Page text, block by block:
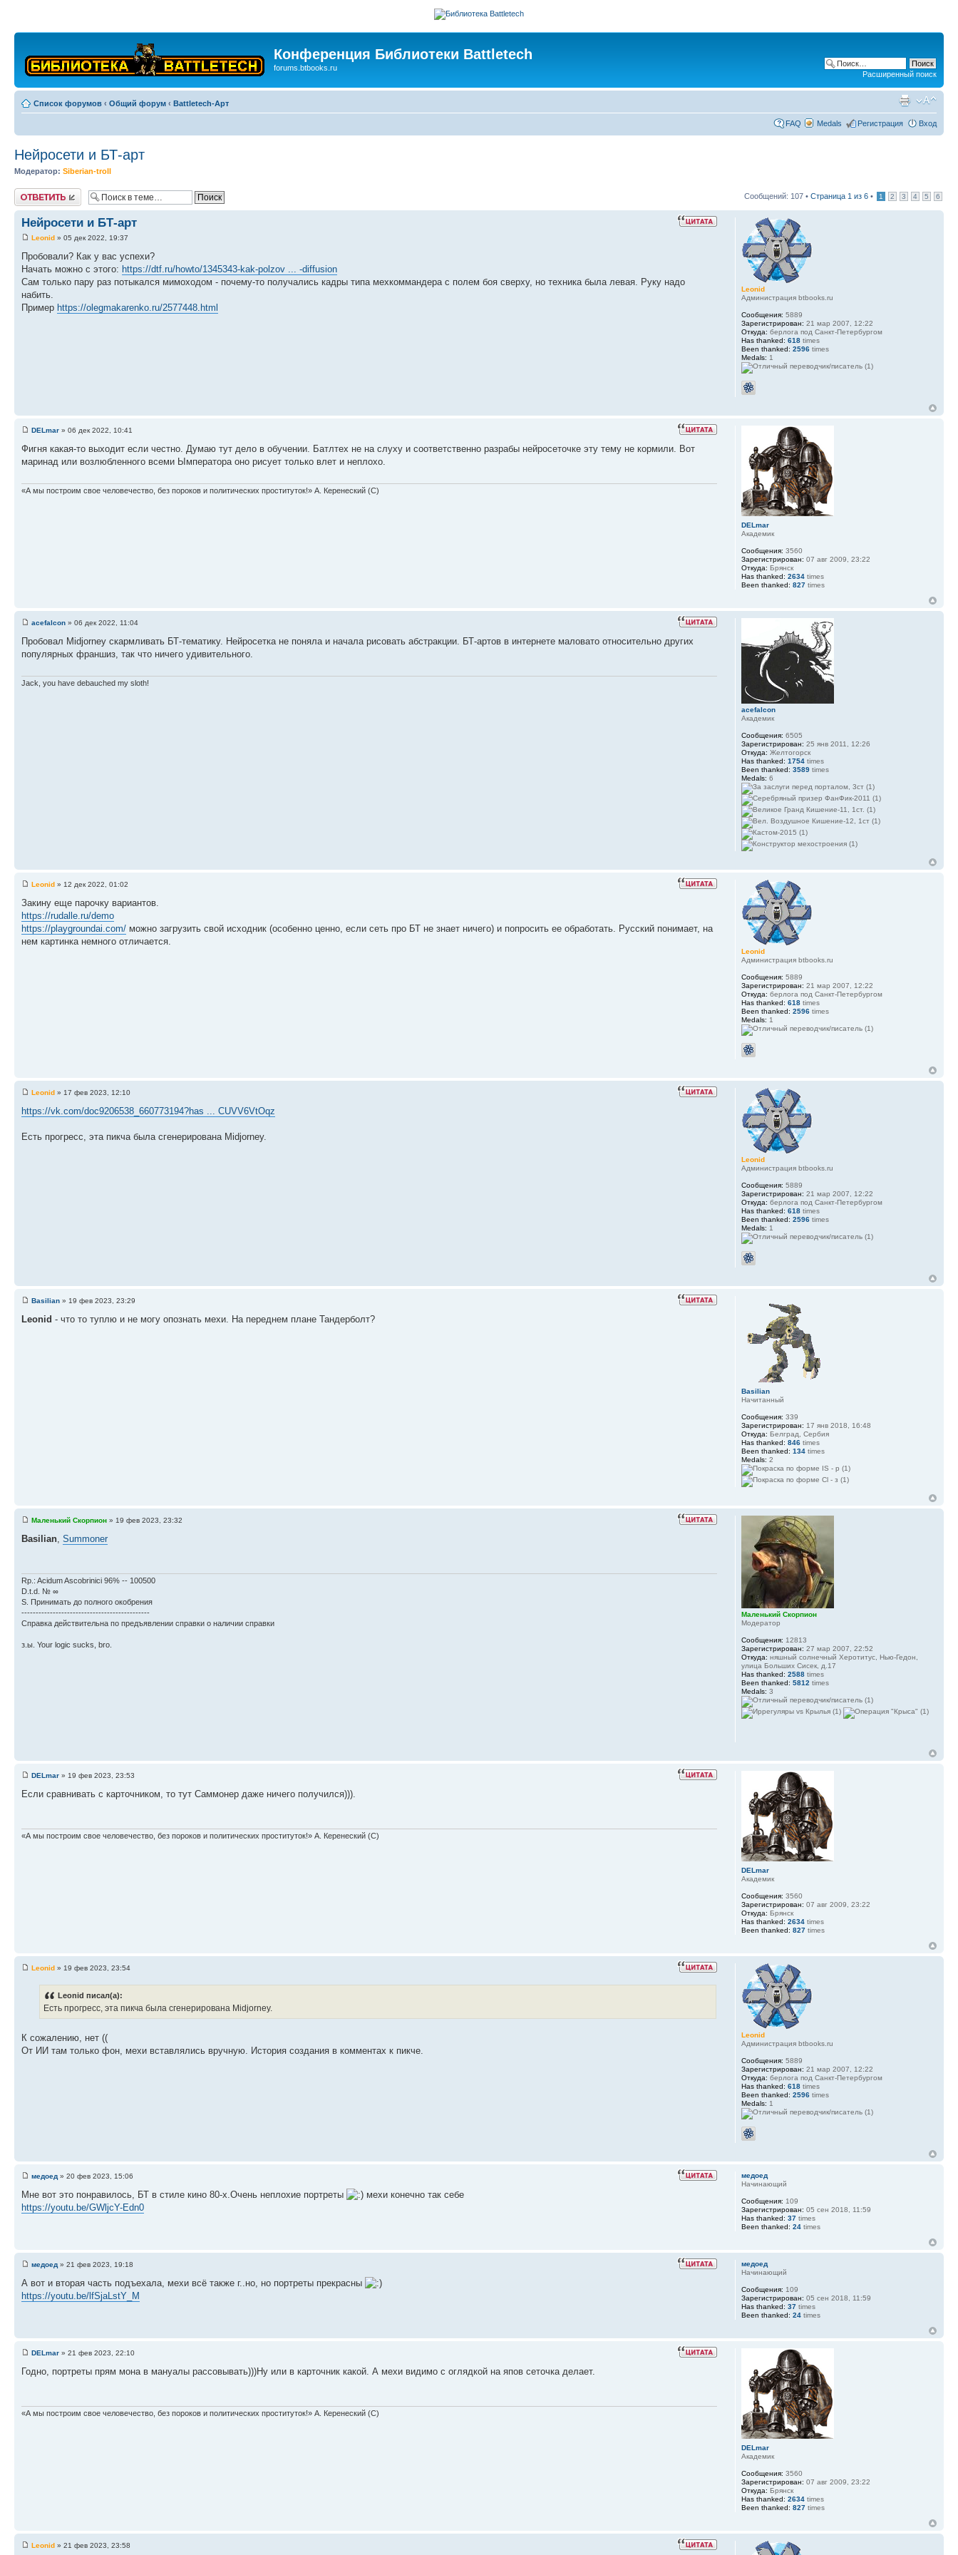
Конференция Библиотеки Battletech
forums.btbooks.ru
Расширенный поиск
Список форумов ‹ Общий форум ‹ Battletech-Арт
FAQ Medals Регистрация Вход
Нейросети и БТ-арт
Модератор: Siberian-troll
Ответить Сообщений: 107 • Страница 1 из 6 • 1 2 3 4 5 6
Нейросети и БТ-арт
Leonid » 05 дек 2022, 19:37
Пробовали? Как у вас успехи?
Начать можно с этого: https://dtf.ru/howto/1345343-kak-polzov ... -diffusion
Сам только пару раз потыкался мимоходом - почему-то получались кадры типа мехкоммандера с полем боя сверху, но техника была левая. Руку надо
набить.
Пример https://olegmakarenko.ru/2577448.html
Leonid
Администрация btbooks.ru
Сообщения: 5889
Зарегистрирован: 21 мар 2007, 12:22
Откуда: берлога под Санкт-Петербургом
Has thanked: 618times
Been thanked: 2596times
Medals: 1
DELmar » 06 дек 2022, 10:41
Фигня какая-то выходит если честно. Думаю тут дело в обучении. Батлтех не на слуху и соответственно разрабы нейросеточке эту тему не кормили. Вот
маринад или возлюбленного всеми Ымператора оно рисует только влет и неплохо.
«А мы построим свое человечество, без пороков и политических проституток!» А. Керенеский (С)
DELmar
Академик
Сообщения: 3560
Зарегистрирован: 07 авг 2009, 23:22
Откуда: Брянск
Has thanked: 2634times
Been thanked: 827times
acefalcon » 06 дек 2022, 11:04
Пробовал Midjorney скармливать БТ-тематику. Нейросетка не поняла и начала рисовать абстракции. БТ-артов в интернете маловато относительно других
популярных франшиз, так что ничего удивительного.
Jack, you have debauched my sloth!
acefalcon
Академик
Сообщения: 6505
Зарегистрирован: 25 янв 2011, 12:26
Откуда: Желтогорск
Has thanked: 1754times
Been thanked: 3589times
Medals: 6
Leonid » 12 дек 2022, 01:02
Закину еще парочку вариантов.
https://rudalle.ru/demo
https://playgroundai.com/ можно загрузить свой исходник (особенно ценно, если сеть про БТ не знает ничего) и попросить ее обработать. Русский понимает, на
нем картинка немного отличается.
Leonid
Администрация btbooks.ru
Сообщения: 5889
Зарегистрирован: 21 мар 2007, 12:22
Откуда: берлога под Санкт-Петербургом
Has thanked: 618times
Been thanked: 2596times
Medals: 1
Leonid » 17 фев 2023, 12:10
https://vk.com/doc9206538_660773194?has ... CUVV6VtOqz
Есть прогресс, эта пикча была сгенерирована Midjorney.
Leonid
Администрация btbooks.ru
Сообщения: 5889
Зарегистрирован: 21 мар 2007, 12:22
Откуда: берлога под Санкт-Петербургом
Has thanked: 618times
Been thanked: 2596times
Medals: 1
Basilian » 19 фев 2023, 23:29
Leonid - что то туплю и не могу опознать мехи. На переднем плане Тандерболт?
Basilian
Начитанный
Сообщения: 339
Зарегистрирован: 17 янв 2018, 16:48
Откуда: Белград, Сербия
Has thanked: 846times
Been thanked: 134times
Medals: 2
Маленький Скорпион » 19 фев 2023, 23:32
Basilian, Summoner
Rp.: Acidum Ascobrinici 96% -- 100500
D.t.d. № ∞
S. Принимать до полного окобрения
---------------------------------------------
Справка действительна по предъявлении справки о наличии справки
з.ы. Your logic sucks, bro.
Маленький Скорпион
Модератор
Сообщения: 12813
Зарегистрирован: 27 мар 2007, 22:52
Откуда: няшный солнечный Херотитус, Нью-Гедон,
улица Больших Сисек, д.17
Has thanked: 2588times
Been thanked: 5812 times
Medals: 3
DELmar » 19 фев 2023, 23:53
Если сравнивать с карточником, то тут Саммонер даже ничего получился))).
«А мы построим свое человечество, без пороков и политических проституток!» А. Керенеский (С)
DELmar
Академик
Сообщения: 3560
Зарегистрирован: 07 авг 2009, 23:22
Откуда: Брянск
Has thanked: 2634times
Been thanked: 827times
Leonid » 19 фев 2023, 23:54
Leonid писал(а):
Есть прогресс, эта пикча была сгенерирована Midjorney.
К сожалению, нет ((
От ИИ там только фон, мехи вставлялись вручную. История создания в комментах к пикче.
Leonid
Администрация btbooks.ru
Сообщения: 5889
Зарегистрирован: 21 мар 2007, 12:22
Откуда: берлога под Санкт-Петербургом
Has thanked: 618times
Been thanked: 2596times
Medals: 1
медоед » 20 фев 2023, 15:06
Мне вот это понравилось, БТ в стиле кино 80-х.Очень неплохие портреты
мехи конечно так себе
https://youtu.be/GWljcY-Edn0
медоед
Начинающий
Сообщения: 109
Зарегистрирован: 05 сен 2018, 11:59
Has thanked: 37times
Been thanked: 24times
медоед » 21 фев 2023, 19:18
А вот и вторая часть подъехала, мехи всё также г..но, но портреты прекрасны
https://youtu.be/lfSjaLstY_M
медоед
Начинающий
Сообщения: 109
Зарегистрирован: 05 сен 2018, 11:59
Has thanked: 37times
Been thanked: 24times
DELmar » 21 фев 2023, 22:10
Годно, портреты прям мона в мануалы рассовывать)))Ну или в карточник какой. А мехи видимо с оглядкой на япов сеточка делает.
«А мы построим свое человечество, без пороков и политических проституток!» А. Керенеский (С)
DELmar
Академик
Сообщения: 3560
Зарегистрирован: 07 авг 2009, 23:22
Откуда: Брянск
Has thanked: 2634times
Been thanked: 827times
Leonid » 21 фев 2023, 23:58